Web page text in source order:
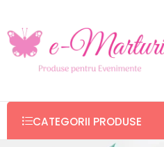
CATEGORII PRODUSE